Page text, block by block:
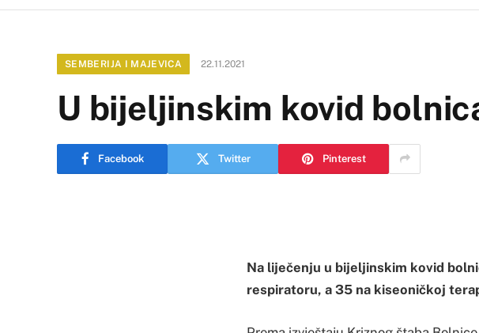
SEMBERIJA I MAJEVICA 22.11.2021
U bijeljinskim kovid
Facebook Twitter Pinterest
Na liječenju u bijeljinskim kovid
respiratoru, a 35 na kiseoničkoj